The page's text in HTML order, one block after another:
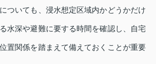
ついても、浸水想定区域内かどうかだけ
水深や避難に要する時間を確認し、自宅
置関係を踏まえて備えておくことが重要